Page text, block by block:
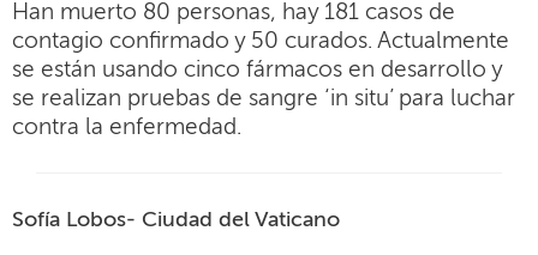
Han muerto 80 personas, hay 181 casos de
contagio confirmado y 50 curados. Actualmente
se están usando cinco fármacos en desarrollo y
se realizan pruebas de sangre ‘in situ’ para luchar
contra la enfermedad.
Sofía Lobos- Ciudad del Vaticano